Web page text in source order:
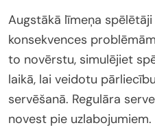
Augstākā līmeņa
konsekvences
to novērstu, simulējiet
laikā, lai veidotu
servēšanā. Regulāra
novest pie uzlabojumiem.